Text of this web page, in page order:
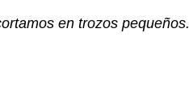
en trozos pequeños.